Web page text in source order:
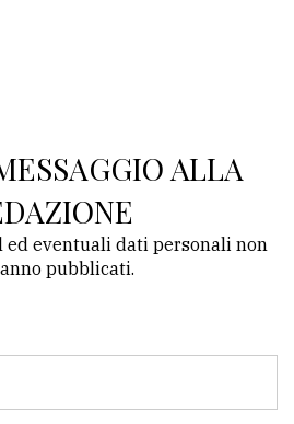
ALLA
eventuali dati personali non
pubblicati.